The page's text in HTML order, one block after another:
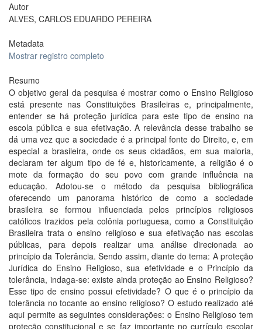
Autor
ALVES, CARLOS EDUARDO PEREIRA
Metadata
Mostrar registro completo
Resumo
O objetivo geral da pesquisa é mostrar como o Ensino Religioso
está presente nas Constituições Brasileiras e, principalmente,
entender se há proteção jurídica para este tipo de ensino na
escola pública e sua efetivação. A relevância desse trabalho se
dá uma vez que a sociedade é a principal fonte do Direito, e, em
especial a brasileira, onde os seus cidadãos, em sua maioria,
declaram ter algum tipo de fé e, historicamente, a religião é o
mote da formação do seu povo com grande influência na
educação. Adotou-se o método da pesquisa bibliográfica
oferecendo um panorama histórico de como a sociedade
brasileira se formou influenciada pelos princípios religiosos
católicos trazidos pela colônia portuguesa, como a Constituição
Brasileira trata o ensino religioso e sua efetivação nas escolas
públicas, para depois realizar uma análise direcionada ao
princípio da Tolerância. Sendo assim, diante do tema: A proteção
Jurídica do Ensino Religioso, sua efetividade e o Princípio da
tolerância, indaga-se: existe ainda proteção ao Ensino Religioso?
Esse tipo de ensino possui efetividade? O que é o princípio da
tolerância no tocante ao ensino religioso? O estudo realizado até
aqui permite as seguintes considerações: o Ensino Religioso tem
proteção constitucional e se faz importante no currículo escolar